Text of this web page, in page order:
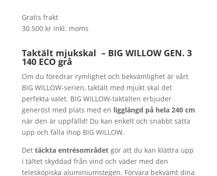
Gratis frakt
30.500 kr inkl. moms
Taktält mjukskal – BIG WILLOW GEN. 3
140 ECO grå
Om du föredrar rymlighet och bekvämlighet är vårt
BIG WILLOW-serien, taktält med mjukt skal det
perfekta valet. BIG WILLOW-taktälten erbjuder
generöst med plats med en ligglängd på hela 240 cm
när den är uppfälld! Du kan enkelt och snabbt sätta
upp och fälla ihop BIG WILLOW.
Det täckta entrésområdetgör att du kan klättra upp
i tältet skyddad från vind och väder med den
teleskopiska aluminiumstegen. Förvara bekvämt dina